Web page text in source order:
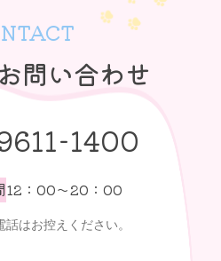
問い合わせ
1400
12：00～20：00